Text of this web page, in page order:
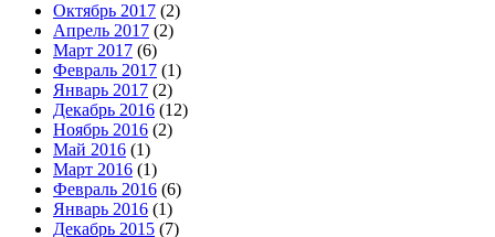
Октябрь 2017 (2)
Апрель 2017 (2)
Март 2017 (6)
Февраль 2017 (1)
Январь 2017 (2)
Декабрь 2016 (12)
Ноябрь 2016 (2)
Май 2016 (1)
Март 2016 (1)
Февраль 2016 (6)
Январь 2016 (1)
Декабрь 2015 (7)